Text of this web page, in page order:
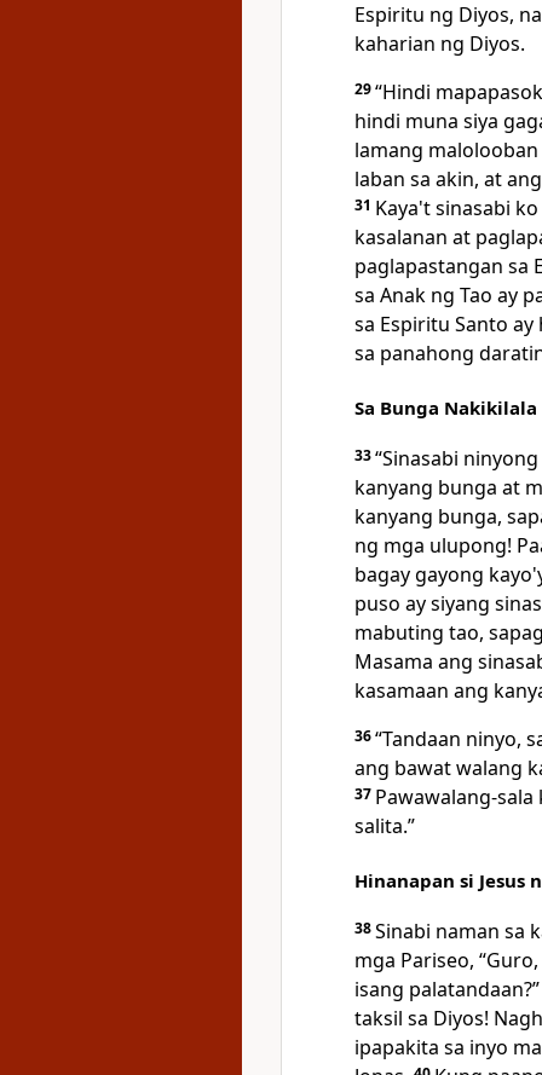
Espiritu ng Diyos,
kaharian ng Diyos.
29“Hindi
hindi muna siya
lamang
laban sa akin, at
31 Kaya't sinasabi
kasalanan at
paglapastangan sa
sa Anak ng Tao ay
sa Espiritu Santo
sa panahong
Sa Bunga Nakikilala
33“Sinasabi
kanyang bunga at
kanyang bunga,
ng mga ulupong!
bagay gayong
puso ay siyang
mabuting tao,
Masama ang
kasamaan ang
36“Tandaan ninyo,
ang bawat walang
37 Pawawalang-
salita.”
Hinanapan si Jesus
38Sinabi naman sa
mga Pariseo,
isang palatandaan?”
taksil sa Diyos!
ipapakita sa inyo